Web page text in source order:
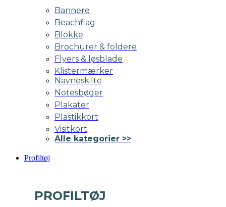
Bannere
Beachflag
Blokke
Brochurer & foldere
Flyers & løsblade
Klistermærker
Navneskilte
Notesbøger
Plakater
Plastikkort
Visitkort
Alle kategorier >>
Profiltøj
PROFILTØJ